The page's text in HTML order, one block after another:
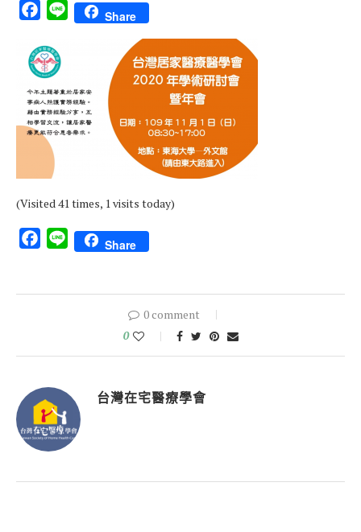
Facebook
Line Share
(Visited 41 times, 1 visits today)
Facebook
Line Share
0 comment
0
台灣在宅醫療學會